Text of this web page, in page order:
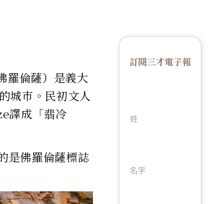
羅倫薩）是義大
城市。民初文人
譯成「翡冷
是佛羅倫薩標誌
訂閱三才電子報